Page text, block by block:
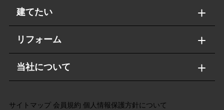
建てたい
リフォーム
当社について
サイトマップ 会員規約 個人情報保護方針について